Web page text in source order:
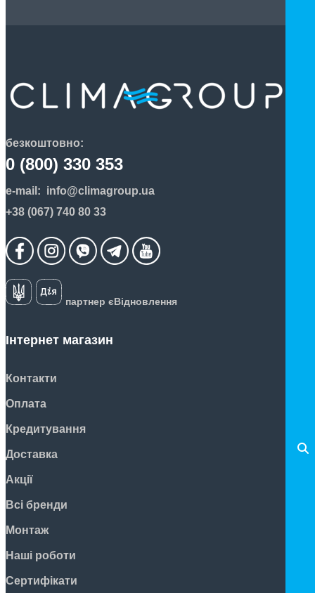
безкоштовно:
0 (800) 330 353
e-mail: info@climagroup.ua
+38 (067) 740 80 33
партнер єВідновлення
Інтернет магазин
Контакти
Оплата
Кредитування
Доставка
Акції
Всі бренди
Монтаж
Наші роботи
Сертифікати